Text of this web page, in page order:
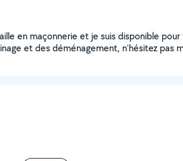
en maçonnerie et je suis disponible pour
et des déménagement, n'hésitez pas